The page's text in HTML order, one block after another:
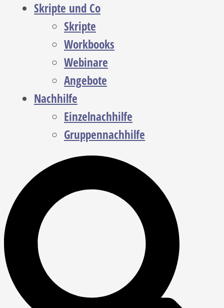
Skripte und Co
Skripte
Workbooks
Webinare
Angebote
Nachhilfe
Einzelnachhilfe
Gruppennachhilfe